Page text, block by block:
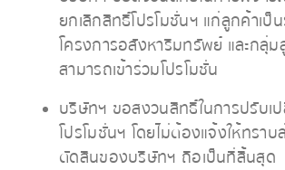
ยกเลิกสิทธิ์โปรโมชั่นฯ แก่ลูกค้าเป็
โครงการอสังหาริมทรัพย์ และกลุ่ม
สามารถเข้าร่วมโปรโมชั่น
บริษัทฯ ขอสงวนสิทธิ์ในการปรับเ
โปรโมชั่นฯ โดยไม่ต้องแจ้งให้ทราบ
ตัดสินของบริษัทฯ ถือเป็นที่สิ้นสุด